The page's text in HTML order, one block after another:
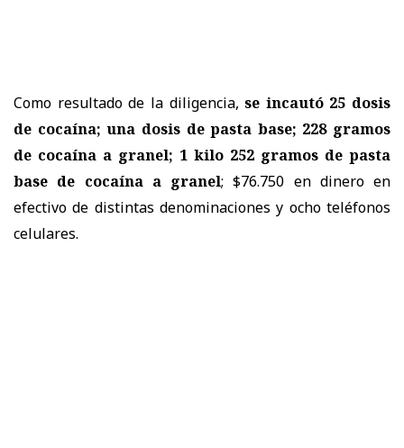
Como resultado de la diligencia,se incautó 25 dosis
de cocaína; una dosis de pasta base; 228 gramos
de cocaína a granel; 1 kilo 252 gramos de pasta
base de cocaína a granel; $76.750 en dinero en
efectivo de distintas denominaciones y ocho teléfonos
celulares.